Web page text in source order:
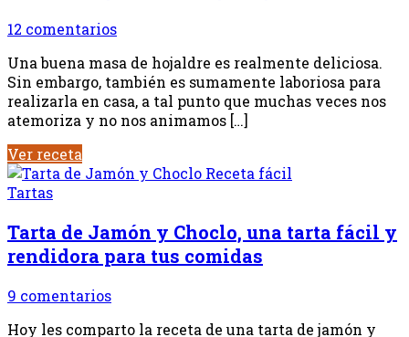
12 comentarios
Una buena masa de hojaldre es realmente deliciosa.
Sin embargo, también es sumamente laboriosa para
realizarla en casa, a tal punto que muchas veces nos
atemoriza y no nos animamos […]
Ver receta
Tartas
Tarta de Jamón y Choclo, una tarta fácil y
rendidora para tus comidas
9 comentarios
Hoy les comparto la receta de una tarta de jamón y